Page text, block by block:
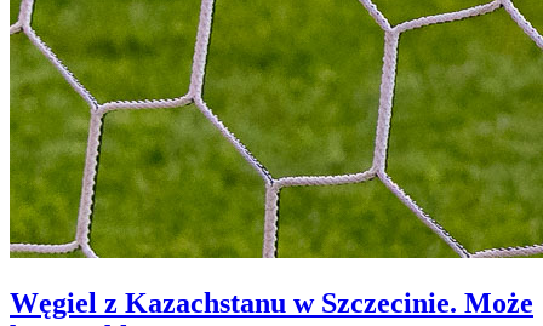
Węgiel z Kazachstanu w Szczecinie. Może